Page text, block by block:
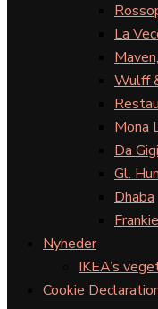
La
Wulff
Mona
Da
Gl.
Dhaba
Nyheder
IKEA’s
Cookie